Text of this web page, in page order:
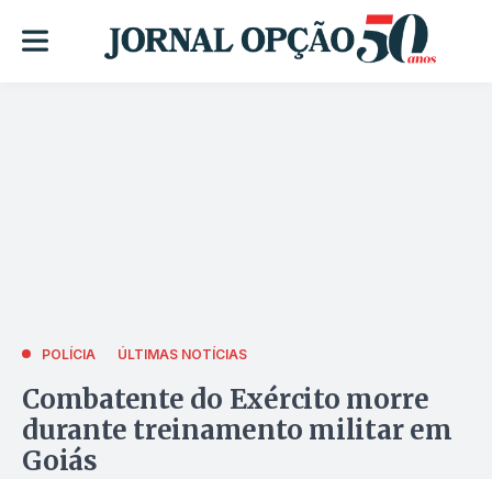
POLÍCIA ÚLTIMAS NOTÍCIAS
Combatente do Exército morre
durante treinamento militar em
Goiás